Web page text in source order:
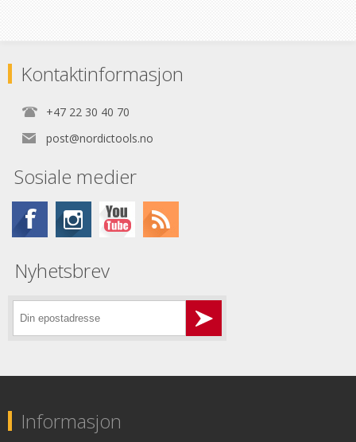
Kontaktinformasjon
+47 22 30 40 70
post@nordictools.no
Sosiale medier
Nyhetsbrev
Informasjon